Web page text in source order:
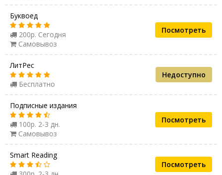
Буквоед
200р. Сегодня
Самовывоз
Посмотреть
ЛитРес
Бесплатно
Недоступно
Подписные издания
100р. 2-3 дн.
Самовывоз
Посмотреть
Smart Reading
Посмотреть